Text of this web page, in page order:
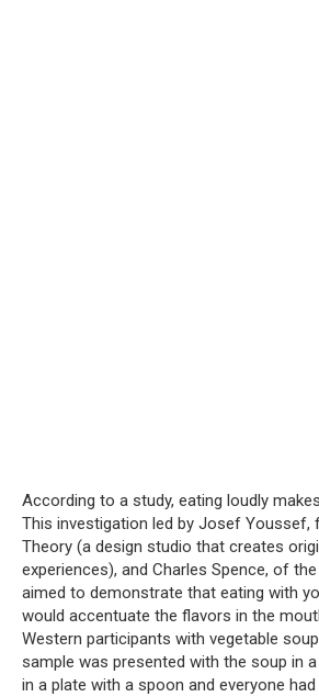
According to a study, eating loudly
This investigation led by Josef Youssef,
Theory (a design studio that creates
experiences), and Charles Spence, of
aimed to demonstrate that eating with
would accentuate the flavors in the
Western participants with vegetable
sample was presented with the soup in
in a plate with a spoon and everyone